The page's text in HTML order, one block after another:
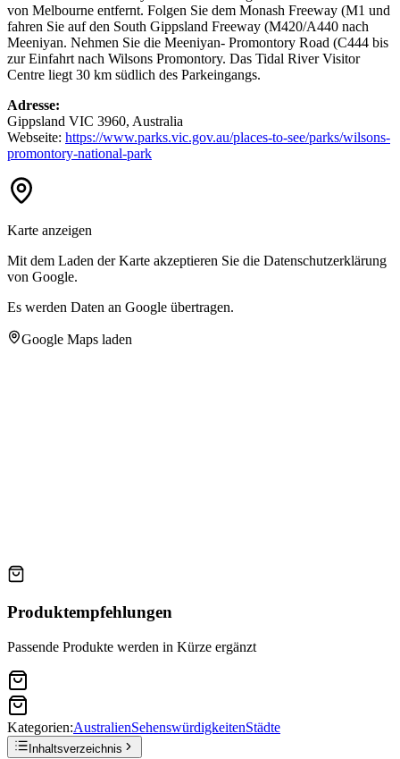
von Melbourne entfernt. Folgen Sie dem Monash Freeway (M1 und
fahren Sie auf den South Gippsland Freeway (M420/A440 nach
Meeniyan. Nehmen Sie die Meeniyan- Promontory Road (C444 bis
zur Einfahrt nach Wilsons Promontory. Das Tidal River Visitor
Centre liegt 30 km südlich des Parkeingangs.
Adresse:
Gippsland VIC 3960, Australia
Webseite: https://www.parks.vic.gov.au/places-to-see/parks/wilsons-
promontory-national-park
Karte anzeigen
Mit dem Laden der Karte akzeptieren Sie die Datenschutzerklärung
von Google.
Es werden Daten an Google übertragen.
Google Maps laden
Produktempfehlungen
Passende Produkte werden in Kürze ergänzt
Kategorien:AustralienSehenswürdigkeitenStädte
Inhaltsverzeichnis